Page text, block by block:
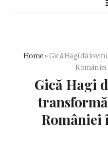
Home»Gică Hagi dă
Gică Hagi